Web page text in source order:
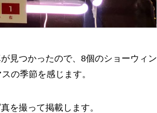
見つかったので、8個のショーウィン
の季節を感じます。
を撮って掲載します。